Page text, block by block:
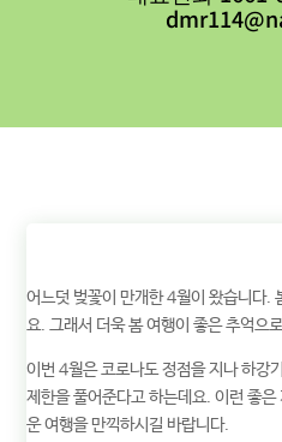
어느덧 벚꽃이 만개한 4월이 왔습니다.
요. 그래서 더욱 봄 여행이 좋은 추억으
이번 4월은 코로나도 정점을 지나 하강
제한을 풀어준다고 하는데요. 이런 좋
운 여행을 만끽하시길 바랍니다.